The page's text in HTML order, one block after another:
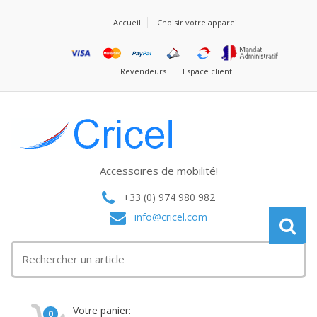
Accueil Choisir votre appareil
Revendeurs Espace client
Accessoires de mobilité!
+33 (0) 974 980 982
info@cricel.com
0 Votre panier: